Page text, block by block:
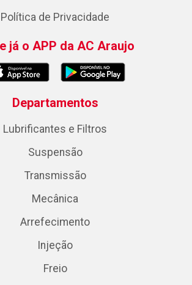
Política de Privacidade
já o APP da AC Araujo
Departamentos
Lubrificantes e Filtros
Suspensão
Transmissão
Mecânica
Arrefecimento
Injeção
Freio